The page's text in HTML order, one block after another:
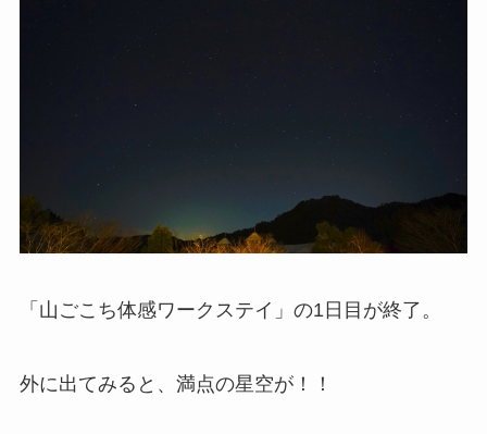
「山ごこち体感ワークステイ」の1日目が終了。
外に出てみると、満点の星空が！！